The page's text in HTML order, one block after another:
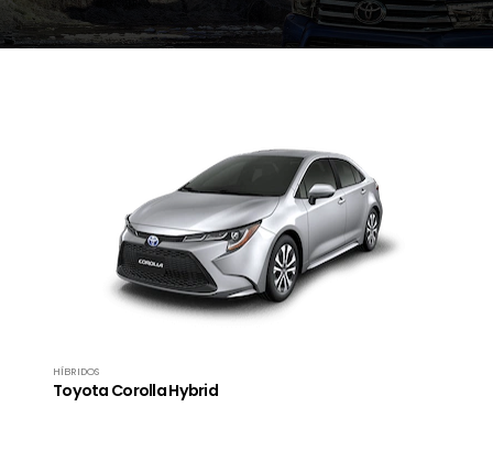
HÍBRIDOS
Toyota Corolla Hybrid